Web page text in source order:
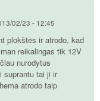
02/23 - 12:45
plokštės ir atrodo, kad
reikalingas tik 12V
nurodytus
suprantu tai ji ir
atrodo taip